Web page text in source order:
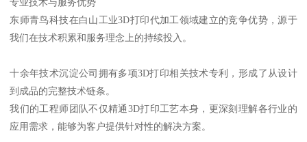
专业技术与服务优势
东师青鸟科技在白山工业3D打印代加工领域建立的竞争优势，源于
我们在技术积累和服务理念上的持续投入。
十余年技术沉淀公司拥有多项3D打印相关技术专利，形成了从设计
到成品的完整技术链条。
我们的工程师团队不仅精通3D打印工艺本身，更深刻理解各行业的
应用需求，能够为客户提供针对性的解决方案。